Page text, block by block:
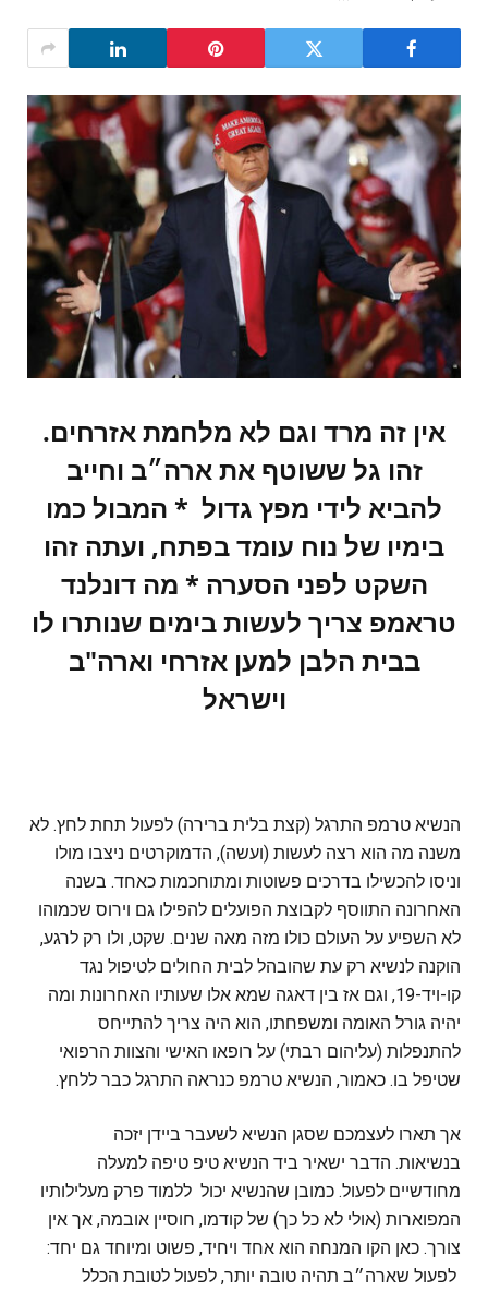
אין זה מרד וגם לא מלחמת אזרחים.
זהו גל ששוטף את ארה״ב וחייב
להביא לידי מפץ גדול * המבול כמו
בימיו של נוח עומד בפתח, ועתה זהו
השקט לפני הסערה * מה דונלנד
טראמפ צריך לעשות בימים שנותרו לו
בבית הלבן למען אזרחי וארה"ב
וישראל
הנשיא טרמפ התרגל (קצת בלית ברירה) לפעול תחת לחץ. לא
משנה מה הוא רצה לעשות (ועשה), הדמוקרטים ניצבו מולו
וניסו להכשילו בדרכים פשוטות ומתוחכמות כאחד. בשנה
האחרונה התווסף לקבוצת הפועלים להפילו גם וירוס שכמוהו
לא השפיע על העולם כולו מזה מאה שנים. שקט, ולו רק לרגע,
הוקנה לנשיא רק עת שהובהל לבית החולים לטיפול נגד
קו-ויד-19, וגם אז בין דאגה שמא אלו שעותיו האחרונות ומה
יהיה גורל האומה ומשפחתו, הוא היה צריך להתייחס
להתנפלות (עליהום רבתי) על רופאו האישי והצוות הרפואי
שטיפל בו. כאמור, הנשיא טרמפ כנראה התרגל כבר ללחץ.
אך תארו לעצמכם שסגן הנשיא לשעבר ביידן יזכה
בנשיאות. הדבר ישאיר ביד הנשיא טיפ טיפה למעלה
מחודשיים לפעול. כמובן שהנשיא יכול ללמוד פרק מעלילותיו
המפוארות (אולי לא כל כך) של קודמו, חוסיין אובמה, אך אין
צורך. כאן הקו המנחה הוא אחד ויחיד, פשוט ומיוחד גם יחד:
לפעול שארה״ב תהיה טובה יותר, לפעול לטובת הכלל